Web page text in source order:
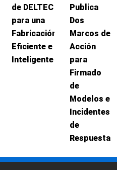
de DELTEC
para una
Fabricación
Eficiente e
Inteligente
Publica
Dos
Marcos de
Acción
para
Firmado
de
Modelos e
Incidentes
de
Respuesta